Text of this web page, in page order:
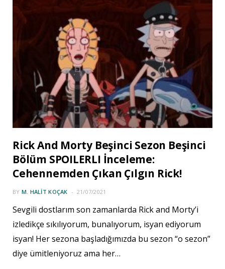
Rick And Morty Beşinci Sezon Beşinci
Bölüm SPOILERLI İnceleme:
Cehennemden Çıkan Çılgın Rick!
BY M. HALIT KOÇAK 21/07/2021
Sevgili dostlarım son zamanlarda Rick and Morty’i
izledikçe sıkılıyorum, bunalıyorum, isyan ediyorum
isyan! Her sezona başladığımızda bu sezon “o sezon”
diye ümitleniyoruz ama her…